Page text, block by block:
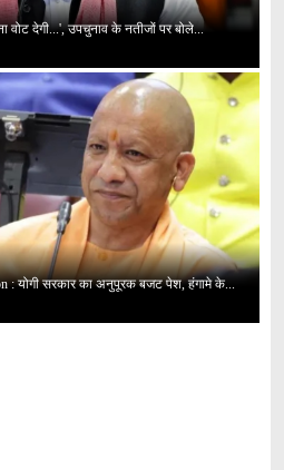
वोट देगी...', उपचुनाव के नतीजों पर बोले...
: योगी सरकार का अनुपूरक बजट पेश, हंगामे के...